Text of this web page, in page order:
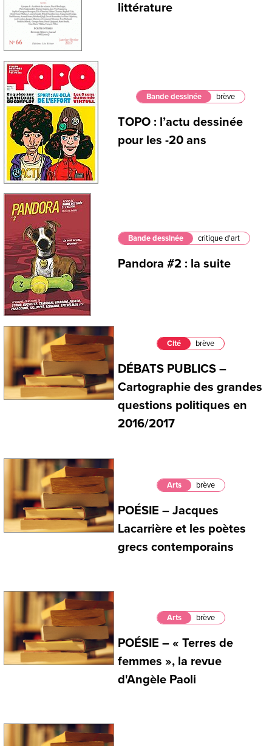
littérature
Bande dessinée brève
TOPO : l’actu dessinée
pour les -20 ans
Bande dessinée critique d'art
Pandora #2 : la suite
Cité brève
DÉBATS PUBLICS –
Cartographie des grandes
questions politiques en
2016/2017
Arts brève
POÉSIE – Jacques
Lacarrière et les poètes
grecs contemporains
Arts brève
POÉSIE – « Terres de
femmes », la revue
d'Angèle Paoli